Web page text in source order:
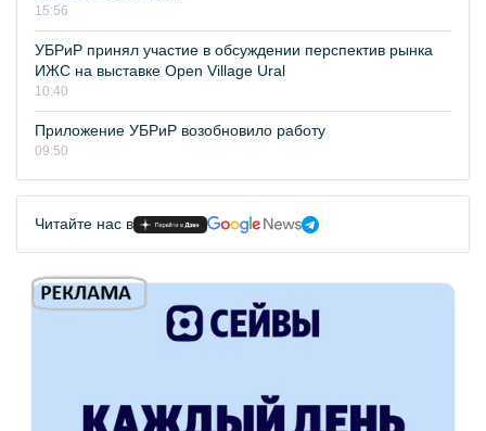
15:56
УБРиР принял участие в обсуждении перспектив рынка
ИЖС на выставке Open Village Ural
10:40
Приложение УБРиР возобновило работу
09:50
Читайте нас в